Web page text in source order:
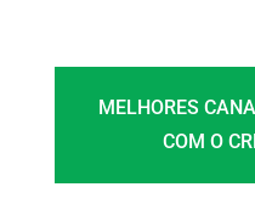
MELHORES
COM O